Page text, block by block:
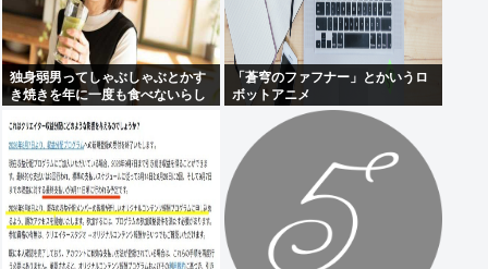
独身弱男ってしゃぶしゃぶとかす
き焼きを年に一度も食べないらし
「蒼穹のファフナー」とかいうロ
ボットアニメ